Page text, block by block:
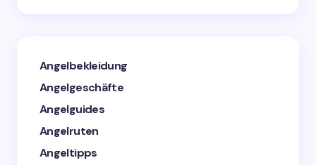
Angelbekleidung
Angelgeschäfte
Angelguides
Angelruten
Angeltipps